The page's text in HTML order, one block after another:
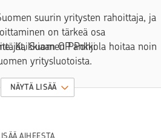
suurin yritysten rahoittaja, ja
on tärkeä osa
Kaikkiaan OP Pohjola hoitaa noin
yritysluotoista.
yrityksille on tarjolla erilaisia
Parhaiten niistä pystyy
Suomen Pankki
NÄYTÄ LISÄÄ
AIHEESTA